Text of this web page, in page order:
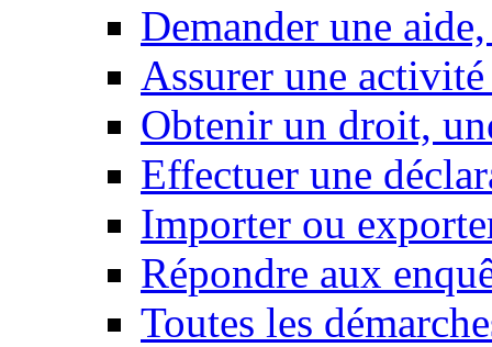
Demander une
Assurer une
Obtenir un droit,
Effectuer une
Importer ou
Répondre aux
Toutes les